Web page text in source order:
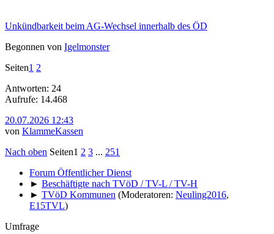
Unkündbarkeit beim AG-Wechsel innerhalb des ÖD
Begonnen von Igelmonster
Seiten1 2
Antworten: 24
Aufrufe: 14.468
20.07.2026 12:43
von KlammeKassen
Nach oben Seiten1 2 3 ... 251
Forum Öffentlicher Dienst
► Beschäftigte nach TVöD / TV-L / TV-H
► TVöD Kommunen (Moderatoren: Neuling2016,
E15TVL)
Umfrage